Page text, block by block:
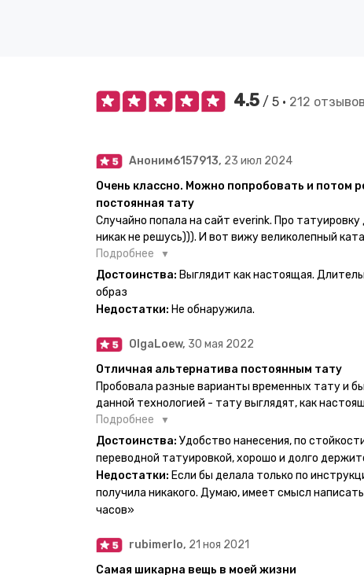
4.5 / 5 • 212 отзывов
Аноним6157913, 23 июл 2024
Очень классно. Можно попробовать и потом
постоянная тату
Случайно попала на сайт everink. Про
никак не решусь))). И вот вижу великолепный
вкус. Заказала и не пожалела. Супер. Выглядит
булет ы носке. Обязательно закажу ещё.
Подробнее
Достоинства: Выглядит как настоящая.
образ
Недостатки: Не обнаружила.
OlgaLoew, 30 мая 2022
Отличная альтернатива постоянным тату
Пробовала разные варианты временных тату и
данной технологией - тату выглядят, как
недели даже несмотря на контакты с водой! На
тематике и размерам, быстрая доставка.
осталась очень довольна. При появлении
друзья до сих пор каждый раз уточняют,
решила себе что-то набить :) Т. к. если следовать
действительно не отличить от настоящей.
вследствие чего могут плохо отпечататься
скажем так, риски, которые вы берёте на себя
Подробнее
Достоинства: Удобство нанесения, по
переводной татуировкой, хорошо и долго
Недостатки: Если бы делала только по
получила никакого. Думаю, имеет смысл
часов»
rubimerlo, 21 ноя 2021
Самая шикарна вещь в моей жизни